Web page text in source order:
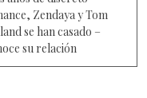
Zendaya y Tom
se han casado –
su relación